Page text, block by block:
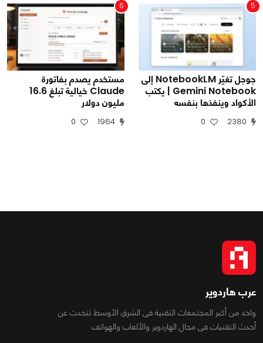
5
جوجل تغيّر NotebookLM إلى
Gemini Notebook | يكتب
الأكواد وينفذها بنفسه
2380
0
6
مستخدم يصدم بفاتورة
Claude خيالية تبلغ 16.6
مليون دولار
1964
0
عرب هاردوير
واحد من أكبر المجتمعات التقنية فى الشرق الأوسط تتحدث عن
أحدث التقنيات فى مجال الهاردوير والألعاب والهواتف